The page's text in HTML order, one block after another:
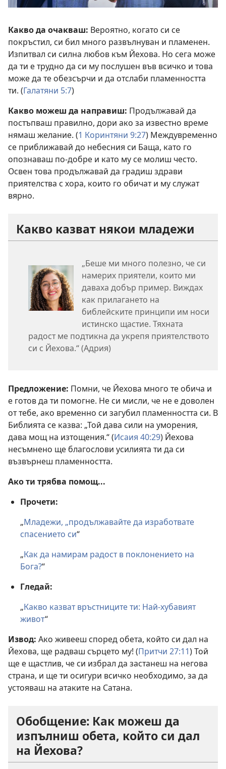
Какво да очакваш: Вероятно, когато си се
покръстил, си бил много развълнуван и пламенен.
Изпитвал си силна любов към Йехова. Но сега може
да ти е трудно да си му послушен във всичко и това
може да те обезсърчи и да отслаби пламенността
ти. (Галатяни 5:7)
Какво можеш да направиш: Продължавай да
постъпваш правилно, дори ако за известно време
нямаш желание. (1 Коринтяни 9:27) Междувременно
се приближавай до небесния си Баща, като го
опознаваш по-добре и като му се молиш често.
Освен това продължавай да градиш здрави
приятелства с хора, които го обичат и му служат
вярно.
Какво казват някои младежи
„Беше ми много полезно, че си
намерих приятели, които ми
даваха добър пример. Виждах
как прилагането на
библейските принципи им носи
истинско щастие. Тяхната
радост ме подтикна да укрепя приятелството
си с Йехова.“ (Адрия)
Предложение: Помни, че Йехова много те обича и
е готов да ти помогне. Не си мисли, че не е доволен
от тебе, ако временно си загубил пламенността си. В
Библията се казва: „Той дава сили на уморения,
дава мощ на изтощения.“ (Исаия 40:29) Йехова
несъмнено ще благослови усилията ти да си
възвърнеш пламенността.
Ако ти трябва помощ...
Прочети:
„Младежи, „продължавайте да изработвате
спасението си“
„Как да намирам радост в поклонението на
Бога?“
Гледай:
„Какво казват връстниците ти: Най-хубавият
живот“
Извод: Ако живееш според обета, който си дал на
Йехова, ще радваш сърцето му! (Притчи 27:11) Той
ще е щастлив, че си избрал да застанеш на негова
страна, и ще ти осигури всичко необходимо, за да
устояваш на атаките на Сатана.
Обобщение: Как можеш да
изпълниш обета, който си дал
на Йехова?